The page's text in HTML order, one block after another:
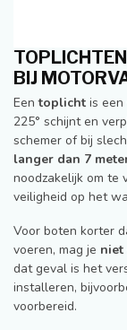
BIJ
Eentoplicht is
225° schijnt en
schemer of bij
langer dan 7
noodzakelijk om te
veiligheid op het
Voor boten korter
voeren, mag je niet
dat geval is het
installeren,
voorbereid.